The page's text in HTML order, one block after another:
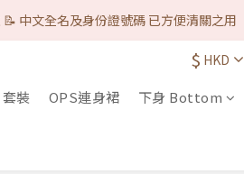
）/ 網站所有的付款方式 1律免手續費. ♡
中文全名及身份證號碼 已方便清關之用
）/ 網站所有的付款方式 1律免手續費. ♡
$ HKD
套裝 OPS連身裙
下身 Bottom